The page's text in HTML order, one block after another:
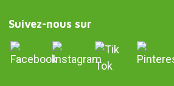
Suivez-nous sur